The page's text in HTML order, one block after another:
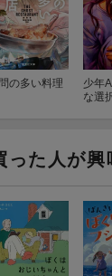
の多い料理
少年
な選
った人が